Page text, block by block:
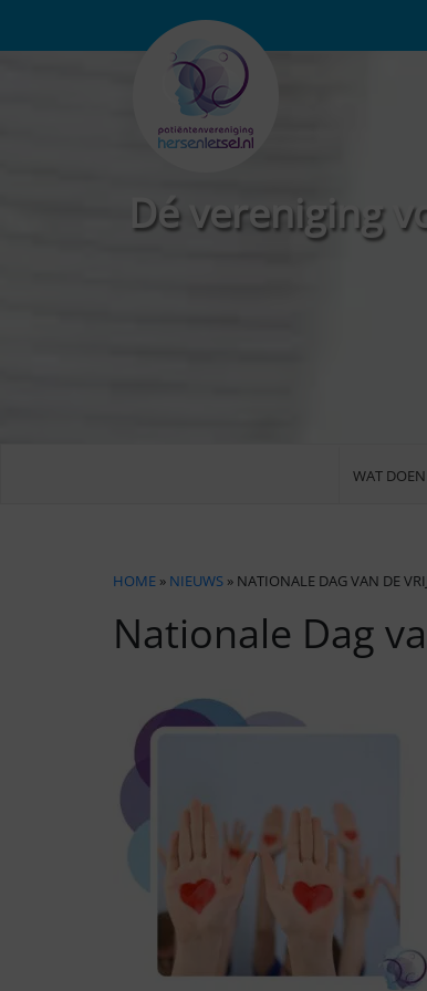
Dé vereniging
WAT
HOME » NIEUWS » NATIONALE DAG VAN DE
Nationale Dag